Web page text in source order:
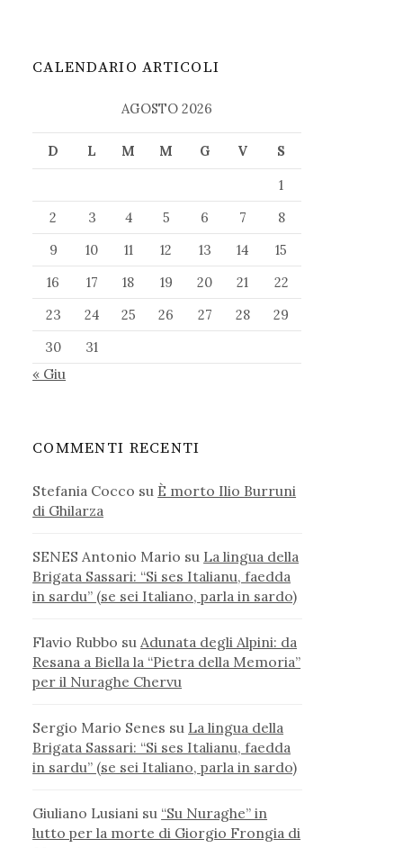
CALENDARIO ARTICOLI
AGOSTO 2026
D L M M G V
S
1
2
3 4 5 6 7
8
9
10 11 12 13 14
15
16
17 18 19 20 21
22
23
24 25 26 27 28
29
30
31
« Giu
COMMENTI RECENTI
Stefania Cocco su È morto Ilio Burruni
di Ghilarza
SENES Antonio Mario su La lingua della
Brigata Sassari: “Si ses Italianu, faedda
in sardu” (se sei Italiano, parla in sardo)
Flavio Rubbo su Adunata degli Alpini: da
Resana a Biella la “Pietra della Memoria”
per il Nuraghe Chervu
Sergio Mario Senes su La lingua della
Brigata Sassari: “Si ses Italianu, faedda
in sardu” (se sei Italiano, parla in sardo)
Giuliano Lusiani su “Su Nuraghe” in
lutto per la morte di Giorgio Frongia di